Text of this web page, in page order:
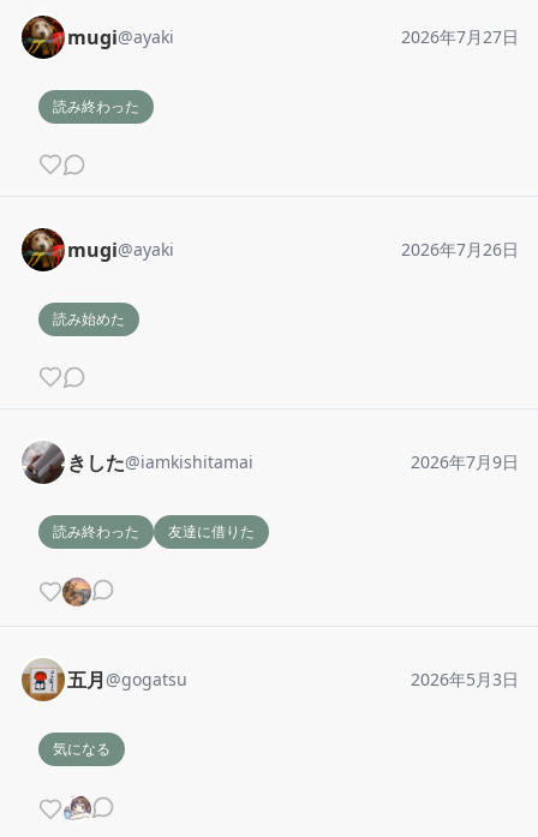
mugi@ayaki 2026年7月27日
読み終わった
mugi@ayaki 2026年7月26日
読み始めた
きした@iamkishitamai 2026年7月9日
読み終わった 友達に借りた
五月 @gogatsu 2026年5月3日
気になる